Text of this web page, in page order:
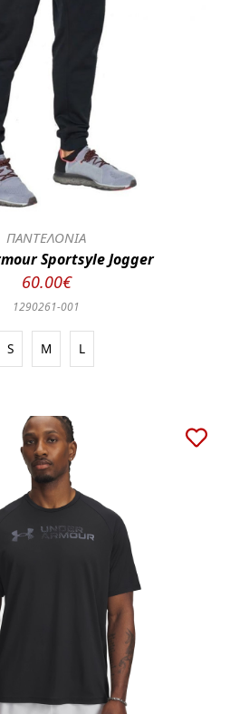
ΠΑΝΤΕΛΟΝΙΑ
Sportsyle Jogger
60.00€
1290261-001
S M L